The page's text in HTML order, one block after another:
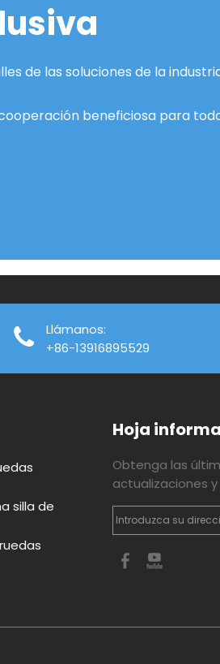
de las soluciones de la
beneficiosa para
Llámanos:
+86-13916895529
silla de
Hoja
Obtenga las
actualizaciones